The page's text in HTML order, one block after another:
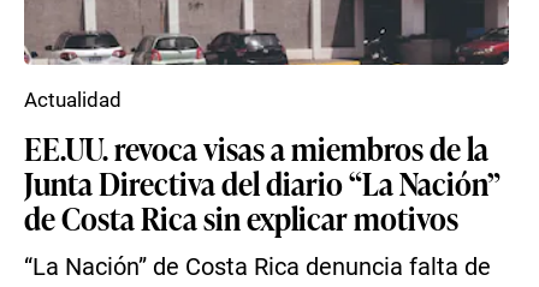
EE.UU. revoca visas a miembros de la
Junta Directiva del diario “La Nación”
de Costa Rica sin explicar motivos
“La Nación” de Costa Rica denuncia falta de
Actualidad